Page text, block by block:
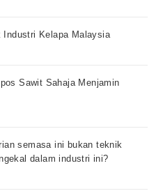
Industri Kelapa Malaysia
Sawit Sahaja Menjamin
semasa ini bukan teknik
dalam industri ini?